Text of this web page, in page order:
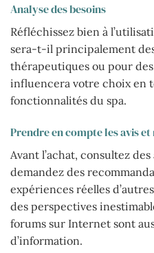
Analyse des besoins
Réfléchissez bien à
sera-t-il principalement
thérapeutiques ou pour
influencera votre choix en
fonctionnalités du spa.
Prendre en compte les avis
Avant l’achat, consultez
demandez des
expériences réelles
des perspectives
forums sur Internet sont
d’information.